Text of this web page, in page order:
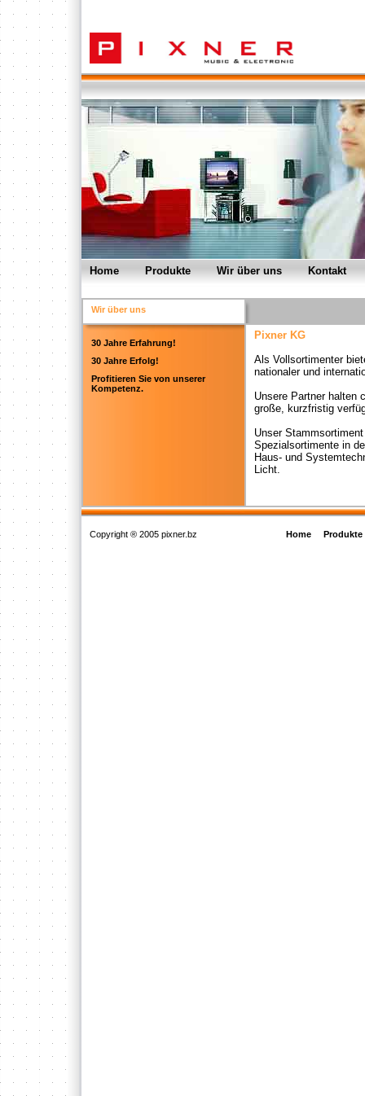
Home Produkte Wir über uns Kontakt
Wir über uns
30 Jahre Erfahrung!
30 Jahre Erfolg!
Profitieren Sie von unserer
Kompetenz.
Pixner KG
Als Vollsortimenter
nationaler und
Unsere Partner halten
große, kurzfristig
Unser
Spezialsortimente in
Haus- und
Licht.
Copyright ® 2005 pixner.bz Home Produkte